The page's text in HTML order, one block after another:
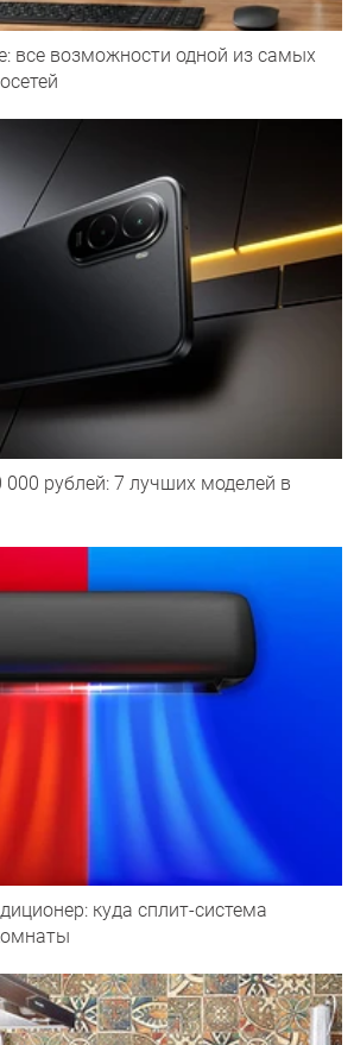
все возможности одной из самых
рублей: 7 лучших моделей в
куда сплит-система